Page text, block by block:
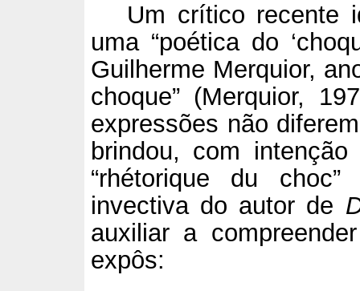
Um crítico recente
uma “poética do
Guilherme Merquior,
choque” (Merquior,
expressões não
brindou, com
“rhétorique du
invectiva do autor de
auxiliar a
expôs: